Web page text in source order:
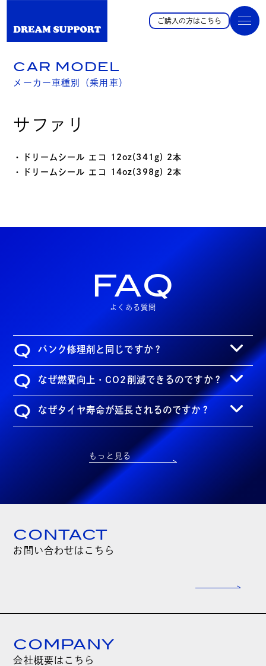
ご購入の方はこちら
CAR MODEL
メーカー車種別（乗用車）
サファリ
・ドリームシール エコ 12oz(341g) 2本
・ドリームシール エコ 14oz(398g) 2本
FAQ
よくある質問
Q パンク修理剤と同じですか？
Q なぜ燃費向上・CO2削減できるのですか？
Q なぜタイヤ寿命が延長されるのですか？
もっと見る
CONTACT
お問い合わせはこちら
COMPANY
会社概要はこちら